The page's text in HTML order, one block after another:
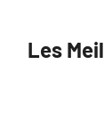
Les